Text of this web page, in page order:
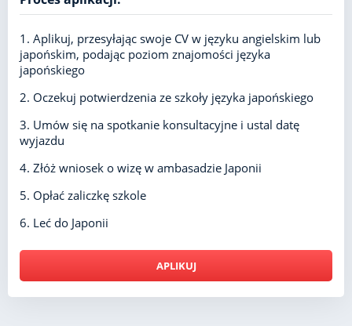
1. Aplikuj, przesyłając swoje CV w języku angielskim lub
japońskim, podając poziom znajomości języka
japońskiego
2. Oczekuj potwierdzenia ze szkoły języka japońskiego
3. Umów się na spotkanie konsultacyjne i ustal datę
wyjazdu
4. Złóż wniosek o wizę w ambasadzie Japonii
5. Opłać zaliczkę szkole
6. Leć do Japonii
APLIKUJ